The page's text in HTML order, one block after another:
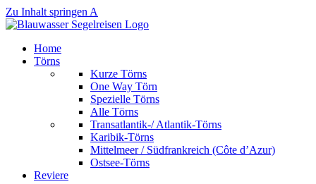
Zu Inhalt springen A
Home
Törns
Kurze Törns
One Way Törn
Spezielle Törns
Alle Törns
Transatlantik-/ Atlantik-Törns
Karibik-Törns
Mittelmeer / Südfrankreich (Côte d’Azur)
Ostsee-Törns
Reviere